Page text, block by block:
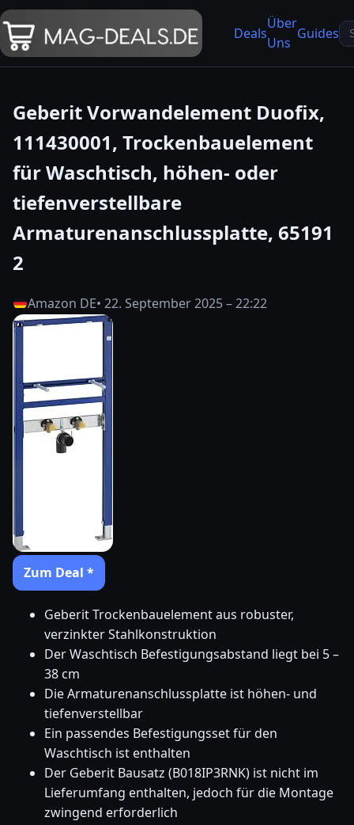
Deals
Über
Uns
Guides
Geberit Vorwandelement Duofix,
111430001, Trockenbauelement
für Waschtisch, höhen- oder
tiefenverstellbare
Armaturenanschlussplatte, 65191
2
Amazon DE• 22. September 2025 – 22:22
Zum Deal *
Geberit Trockenbauelement aus robuster,
verzinkter Stahlkonstruktion
Der Waschtisch Befestigungsabstand liegt bei 5 –
38 cm
Die Armaturenanschlussplatte ist höhen- und
tiefenverstellbar
Ein passendes Befestigungsset für den
Waschtisch ist enthalten
Der Geberit Bausatz (B018IP3RNK) ist nicht im
Lieferumfang enthalten, jedoch für die Montage
zwingend erforderlich